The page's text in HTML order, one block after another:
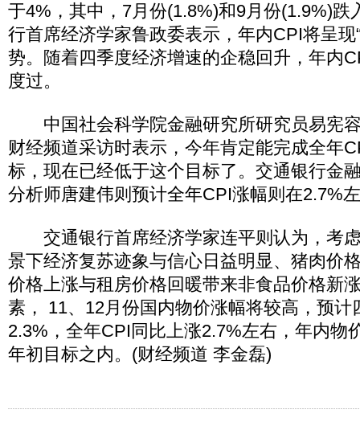
于4%，其中，7月份(1.8%)和9月份(1.9%)跌
行首席经济学家鲁政委表示，年内CPI将呈现
势。随着四季度经济增速的企稳回升，年内
度过。
中国社会科学院金融研究所研究员易宪
财经频道采访时表示，今年肯定能完成全年
标，现在已经低于这个目标了。交通银行金
分析师唐建伟则预计全年CPI涨幅则在2.7%
交通银行首席经济学家连平则认为，考
景下经济复苏迹象与信心日益明显、猪肉价
价格上涨与租房价格回暖带来非食品价格新
素， 11、12月份国内物价涨幅将较高，预计
2.3%，全年CPI同比上涨2.7%左右，年内物
年初目标之内。(财经频道 李金磊)